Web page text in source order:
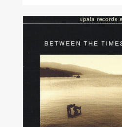
IN DEN
DETAILS